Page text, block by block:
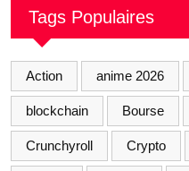
Tags Populaires
Action anime 2026
blockchain Bourse
Crunchyroll Crypto